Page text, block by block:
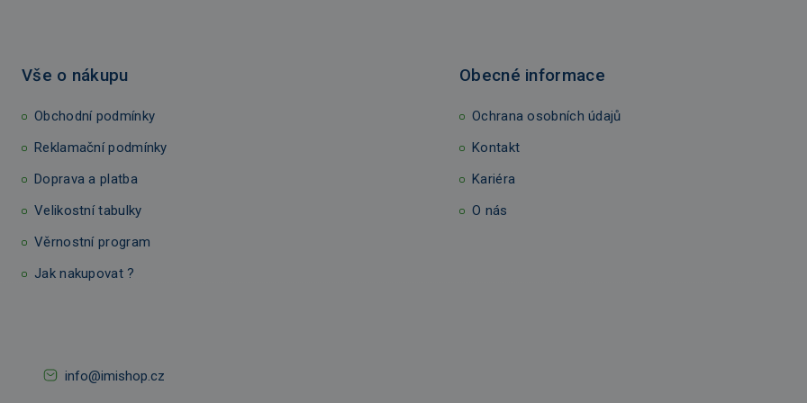
Vše o nákupu
Obchodní podmínky
Reklamační podmínky
Doprava a platba
Velikostní tabulky
Věrnostní program
Jak nakupovat ?
Obecné informace
Ochrana osobních údajů
Kontakt
Kariéra
O nás
info@imishop.cz